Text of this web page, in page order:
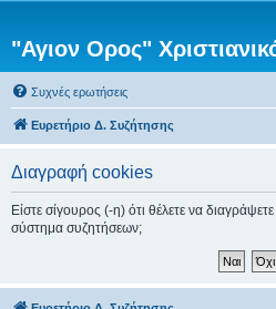
"Αγιον Ορος"
Συχνές ερωτήσεις
Ευρετήριο Δ. Συζήτησης
Διαγραφή cookies
Είστε σίγουρος (-η) ότι θέλετε να
σύστημα συζητήσεων;